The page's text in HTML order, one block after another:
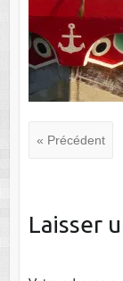
« Précédent
Laisser